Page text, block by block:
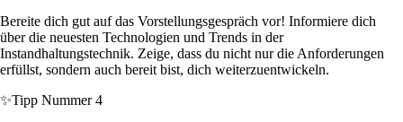
Bereite dich gut auf das Vorstellungsgespräch vor! Informiere dich
über die neuesten Technologien und Trends in der
Instandhaltungstechnik. Zeige, dass du nicht nur die Anforderungen
erfüllst, sondern auch bereit bist, dich weiterzuentwickeln.
✨Tipp Nummer 4